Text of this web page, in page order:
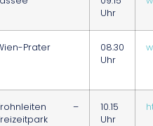
Uhr
Prater
08.30
Uhr
–
10.15
Uhr